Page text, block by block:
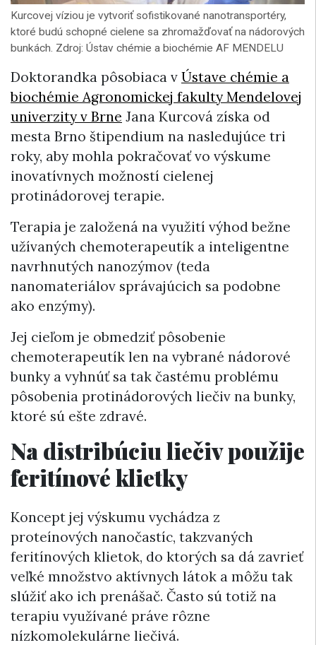
Kurcovej víziou je vytvoriť sofistikované nanotransportéry,
ktoré budú schopné cielene sa zhromažďovať na nádorových
bunkách. Zdroj: Ústav chémie a biochémie AF MENDELU
Doktorandka pôsobiaca v Ústave chémie a
biochémie Agronomickej fakulty Mendelovej
univerzity v Brne Jana Kurcová získa od
mesta Brno štipendium na nasledujúce tri
roky, aby mohla pokračovať vo výskume
inovatívnych možností cielenej
protinádorovej terapie.
Terapia je založená na využití výhod bežne
užívaných chemoterapeutík a inteligentne
navrhnutých nanozýmov (teda
nanomateriálov správajúcich sa podobne
ako enzýmy).
Jej cieľom je obmedziť pôsobenie
chemoterapeutík len na vybrané nádorové
bunky a vyhnúť sa tak častému problému
pôsobenia protinádorových liečiv na bunky,
ktoré sú ešte zdravé.
Na distribúciu liečiv použije
feritínové klietky
Koncept jej výskumu vychádza z
proteínových nanočastíc, takzvaných
feritínových klietok, do ktorých sa dá zavrieť
veľké množstvo aktívnych látok a môžu tak
slúžiť ako ich prenášač. Často sú totiž na
terapiu využívané práve rôzne
nízkomolekulárne liečivá.